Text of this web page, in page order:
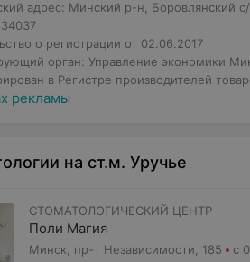
адрес: Минский р-н, Боровлянский
о регистрации от 02.06.2017
орган: Управление экономики
в Регистре производителей
рекламы
на ст.м. Уручье
СТОМАТОЛОГИЧЕСКИЙ ЦЕНТР
Поли Магия
Минск, пр-т Независимости, 185 с